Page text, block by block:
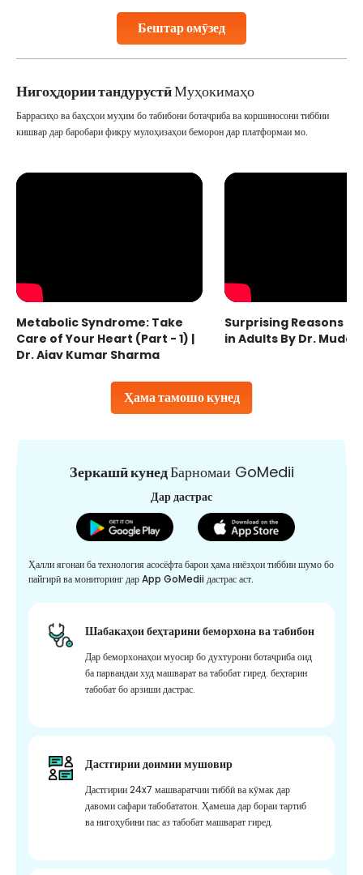
Бештар омӯзед
Studies, such as one published
Нигоҳдории тандурустӣМуҳокимаҳо
Ҳама тамошо кунед
Баррасиҳо ва баҳсҳои муҳим бо табибони ботаҷриба ва коршиносони тиббии
кишвар дар баробари фикру мулоҳизаҳои беморон дар платформаи мо.
Metabolic Syndrome: Take
Care of Your Heart (Part - 1) |
Dr. Ajay Kumar Sharma
Surprising Reasons
in Adults By Dr.
Зеркашӣ кунедБарномаи GoMedii
Дар дастрас
Ҳалли ягонаи ба технология асосёфта барои ҳама ниёзҳои тиббии шумо бо
пайгирӣ ва мониторинг дар App GoMedii дастрас аст.
Шабакаҳои беҳтарини беморхона ва табибон
Дар беморхонаҳои муосир бо духтурони ботаҷриба оид
ба парвандаи худ машварат ва табобат гиред. беҳтарин
табобат бо арзиши дастрас.
Дастгирии доимии мушовир
Дастгирии 24x7 машваратчии тиббӣ ва кӯмак дар
давоми сафари табобататон. Ҳамеша дар бораи тартиб
ва нигоҳубини пас аз табобат машварат гиред.